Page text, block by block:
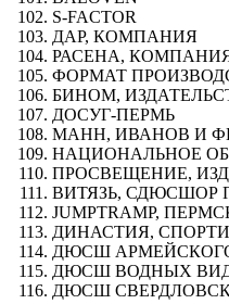
S-FACTOR
ДАР, КОМПАНИЯ
РАСЕНА, КОМПАНИЯ
ФОРМАТ
БИНОМ,
ДОСУГ-ПЕРМЬ
МАНН, ИВАНОВ И
НАЦИОНАЛЬНОЕ
ПРОСВЕЩЕНИЕ,
ВИТЯЗЬ, СДЮСШОР
JUMPTRAMP,
ДИНАСТИЯ,
ДЮСШ
ДЮСШ ВОДНЫХ
ДЮСШ